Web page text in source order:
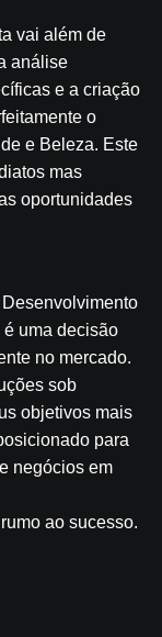
vai além de
análise
e a criação
o
e Beleza. Este
mas
oportunidades
uma decisão
no mercado.
sob
objetivos mais
para
negócios em
ao sucesso.